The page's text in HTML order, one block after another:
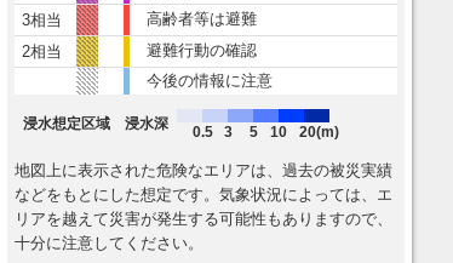
3相当
高齢者等は避難
2相当
避難行動の確認
今後の情報に注意
浸水想定区域 浸水深
0.5 3 5 10 20(m)
地図上に表示された危険なエリアは、過去の被災実績
などをもとにした想定です。気象状況によっては、エ
リアを越えて災害が発生する可能性もありますので、
十分に注意してください。